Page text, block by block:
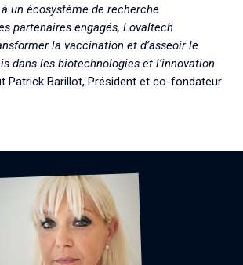
un écosystème de recherche
partenaires engagés, Lovaltech
la vaccination et d’asseoir le
dans les biotechnologies et l’innovation
Patrick Barillot, Président et co-fondateur